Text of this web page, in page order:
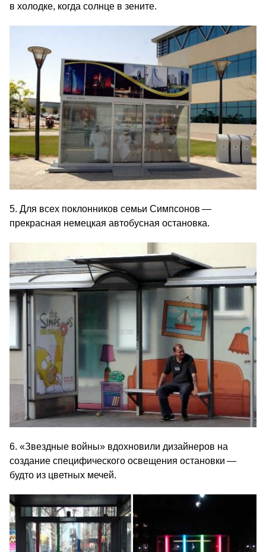
в холодке, когда солнце в зените.
5. Для всех поклонников семьи Симпсонов —
прекрасная немецкая автобусная остановка.
6. «Звездные войны» вдохновили дизайнеров на
создание специфического освещения остановки —
будто из цветных мечей.